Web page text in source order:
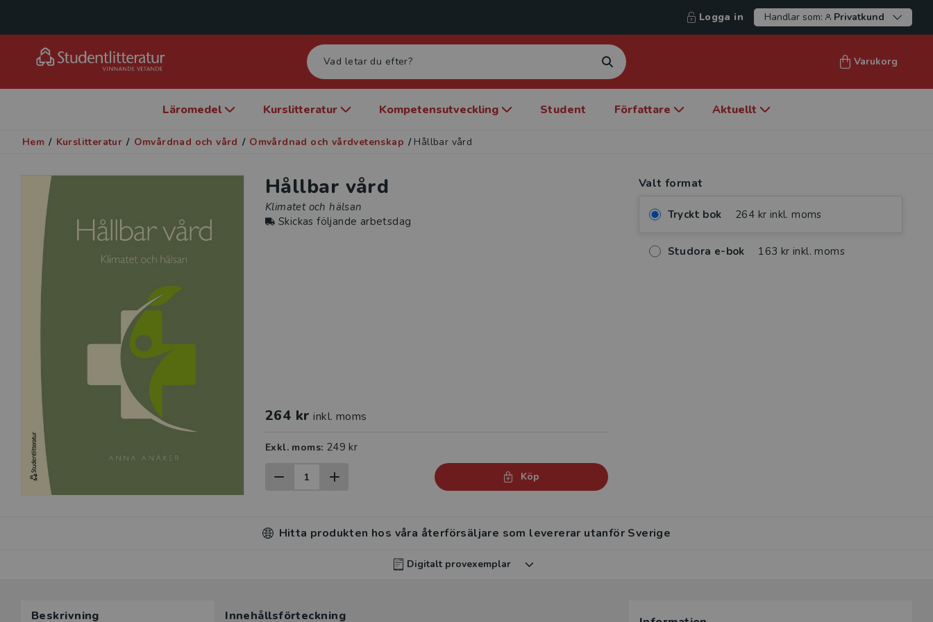
Logga in Handlar som: Privatkund
Varukorg
Läromedel Kurslitteratur Kompetensutveckling Student Författare Aktuellt
Hem / Kurslitteratur / Omvårdnad och vård / Omvårdnad och vårdvetenskap / Hållbar vård
Hållbar vård
Klimatet och hälsan
Skickas följande arbetsdag
264 kr inkl. moms
Exkl. moms: 249 kr
Köp
Valt format
Tryckt bok 264 kr inkl. moms
Studora e-bok 163 kr inkl. moms
Hitta produkten hos våra återförsäljare som levererar utanför Sverige
Digitalt provexemplar
här produkten.
Beskrivning Innehållsförteckning